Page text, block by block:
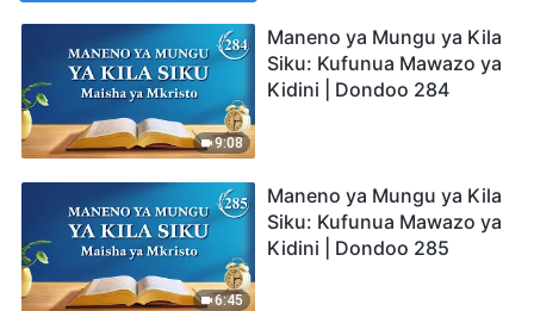
9:08
Maneno ya Mungu ya Kila
Siku: Kufunua Mawazo ya
Kidini | Dondoo 284
6:45
Maneno ya Mungu ya Kila
Siku: Kufunua Mawazo ya
Kidini | Dondoo 285